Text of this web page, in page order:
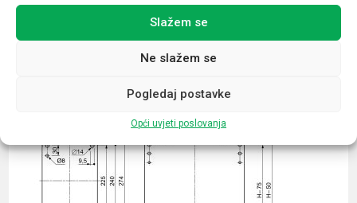
Slažem se
Ne slažem se
Pogledaj postavke
Opći uvjeti poslovanja
Povezani proizvodi